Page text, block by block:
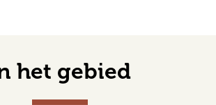
het gebied